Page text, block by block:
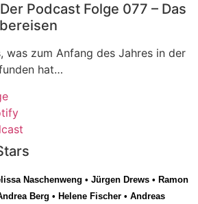
Podcast Folge 077 – Das
was zum Anfang des Jahres in der
hat…
Naschenweng • Jürgen Drews • Ramon
Berg • Helene Fischer • Andreas